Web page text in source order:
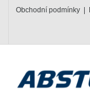
Obchodní podmínky